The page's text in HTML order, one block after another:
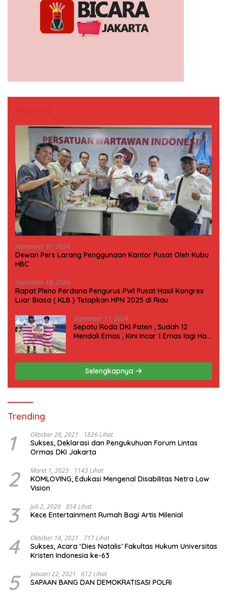
September 30, 2024
Dewan Pers Larang Penggunaan Kantor Pusat Oleh Kubu
HBC
September 18, 2024
Rapat Pleno Perdana Pengurus PWI Pusat Hasil Kongres
Luar Biasa ( KLB ) Tetapkan HPN 2025 di Riau
September 17, 2024
Sepatu Roda DKI Paten , Sudah 12
Mendali Emas , Kini Incar 1 Emas lagi Hari
Selengkapnya
Trending
1 Oktober 28, 2021 1826 Lihat
Sukses, Deklarasi dan Pengukuhuan Forum Lintas
Ormas DKI Jakarta
2 Maret 1, 2023 1143 Lihat
KOMLOVING, Edukasi Mengenal Disabilitas Netra Low
Vision
3 Juli 2, 2020 858 Lihat
Kece Entertainment Rumah Bagi Artis Milenial
4 Oktober 18, 2021 717 Lihat
Sukses, Acara ‘Dies Natalis’ Fakultas Hukum Universitas
Kristen Indonesia ke-63
5 Januari 22, 2021 612 Lihat
SAPAAN BANG DAN DEMOKRATISASI POLRI